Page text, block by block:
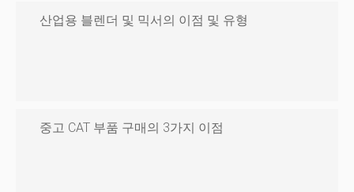
산업용 블렌더 및 믹서의 이점 및 유형
중고 CAT 부품 구매의 3가지 이점